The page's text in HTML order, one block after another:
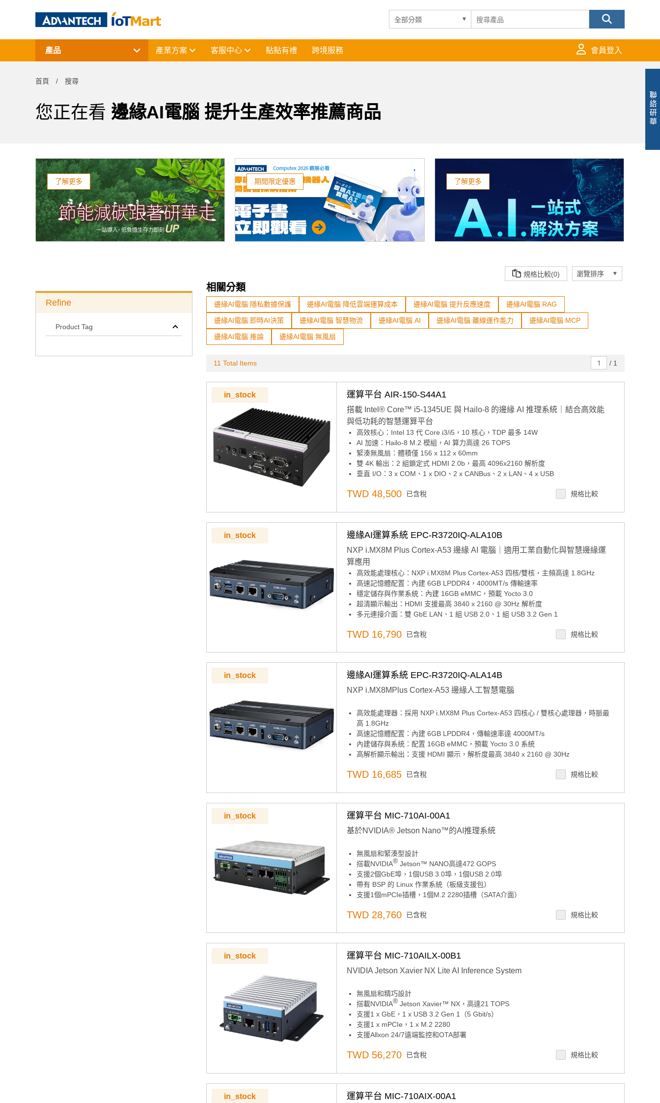
產品 產業方案 客服中心 點點有禮 跨境服務 會員登入
電腦平台
周邊應用組件
授權軟體與研華課程
首頁 搜尋
您正在看 邊緣AI電腦 提升生產效率推薦商品
了解更多 期間限定優惠 了解更多
規格比較(0)
Refine
Product Tag
相關分類
邊緣AI電腦 隱私數據保護 邊緣AI電腦 降低雲端運算成本 邊緣AI電腦 提升反應速度 邊緣AI電腦 RAG
邊緣AI電腦 即時AI決策 邊緣AI電腦 智慧物流 邊緣AI電腦 AI 邊緣AI電腦 離線運作能力 邊緣AI電腦 MCP
邊緣AI電腦 推論 邊緣AI電腦 無風扇
11 Total Items / 1
in_stock 運算平台 AIR-150-S44A1
搭載 Intel® Core™ i5-1345UE 與 Hailo-8 的邊緣 AI 推理系統｜結合高效能
與低功耗的智慧運算平台
高效核心：Intel 13 代 Core i3/i5，10 核心，TDP 最多 14W
AI 加速：Hailo-8 M.2 模組，AI 算力高達 26 TOPS
緊湊無風扇：體積僅 156 x 112 x 60mm
雙 4K 輸出：2 組鎖定式 HDMI 2.0b，最高 4096x2160 解析度
垂直 I/O：3 x COM、1 x DIO、2 x CANBus、2 x LAN、4 x USB
彈性擴充：3 x M.2（M key 2280、E key 2230、B key 3042）
TWD 48,500 已含稅 規格比較
in_stock 邊緣AI運算系統 EPC-R3720IQ-ALA10B
NXP i.MX8M Plus Cortex-A53 邊緣 AI 電腦｜適用工業自動化與智慧邊緣運
算應用
高效能處理核心：NXP i.MX8M Plus Cortex-A53 四核/雙核，主頻高達 1.8GHz
高速記憶體配置：內建 6GB LPDDR4，4000MT/s 傳輸速率
穩定儲存與作業系統：內建 16GB eMMC，預載 Yocto 3.0
超清顯示輸出：HDMI 支援最高 3840 x 2160 @ 30Hz 解析度
多元連接介面：雙 GbE LAN、1 組 USB 2.0、1 組 USB 3.2 Gen 1
多樣無線擴充：1 個 mini-PCIe（支援 3G/4G）、1 個 M.2 2230 Key E 插槽
BSP
多場景後置 I/O：4 種 I/O 配置，涵蓋 IEM、自助服務、自動化、網路應用
TWD 16,790 已含稅 規格比較
in_stock 邊緣AI運算系統 EPC-R3720IQ-ALA14B
NXP i.MX8MPlus Cortex-A53 邊緣人工智慧電腦
高效能處理器：採用 NXP i.MX8M Plus Cortex-A53 四核心 / 雙核心處理器，時脈最
高 1.8GHz
高速記憶體配置：內建 6GB LPDDR4，傳輸速率達 4000MT/s
內建儲存與系統：配置 16GB eMMC，預載 Yocto 3.0 系統
高解析顯示輸出：支援 HDMI 顯示，解析度最高 3840 x 2160 @ 30Hz
擴充插槽設計：支援 1 x Micro SD、1 x Nano SIM 插槽
BT）
多系統平台支援：相容 Windows 10 IoT Enterprise on Arm、Yocto Linux、Android
BSP
垂直應用彈性：後置 I/O 設計對應 IEM、自助服務、自動化與網路應用
整合擴充模組：內建 UIO-4034 擴充卡，提供 1 x CAN bus 與 2 x RS-232 連接埠
TWD 16,685 已含稅 規格比較
in_stock 運算平台 MIC-710AI-00A1
基於NVIDIA® Jetson Nano™的AI推理系統
無風扇和緊湊型設計
搭載NVIDIA®Jetson™ NANO高達472 GOPS
支援2個GbE埠，1個USB 3.0埠，1個USB 2.0埠
帶有 BSP 的 Linux 作業系統（板級支援包）
支援1個mPCIe插槽，1個M.2 2280插槽（SATA介面）
支援Allxon 24/7遠端監控和OTA部署；Azure認證設備
TWD 28,760 已含稅 規格比較
in_stock 運算平台 MIC-710AILX-00B1
NVIDIA Jetson Xavier NX Lite AI Inference System
無風扇和精巧設計
搭載NVIDIA®Jetson Xavier™ NX，高達21 TOPS
支援1 x GbE，1 x USB 3.2 Gen 1（5 Gbit/s）
支援1 x mPCIe，1 x M.2 2280
支援Allxon 24/7遠端監控和OTA部署
TWD 56,270 已含稅 規格比較
in_stock 運算平台 MIC-710AIX-00A1